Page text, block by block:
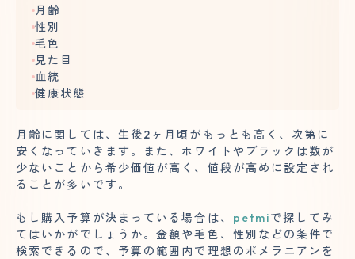
月齢
性別
毛色
見た目
血統
健康状態
月齢に関しては、生後2ヶ月頃がもっとも高く、次第に
安くなっていきます。また、ホワイトやブラックは数が
少ないことから希少価値が高く、値段が高めに設定され
ることが多いです。
もし購入予算が決まっている場合は、 petmiで探してみ
てはいかがでしょうか。金額や毛色、性別などの条件で
検索できるので、予算の範囲内で理想のポメラニアンを